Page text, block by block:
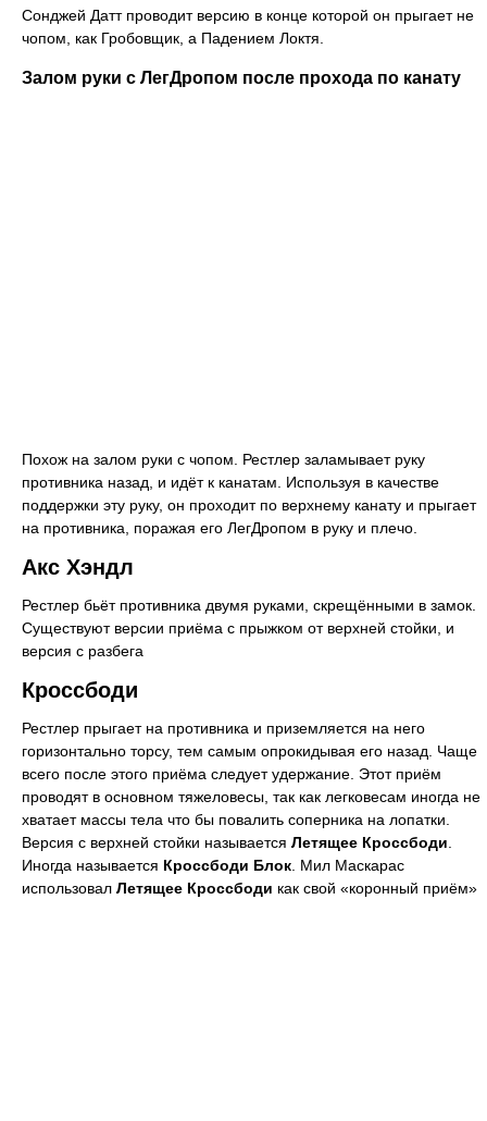
Сонджей Датт проводит версию в конце которой он прыгает не
чопом, как Гробовщик, а Падением Локтя.
Залом руки с ЛегДропом после прохода по канату
Похож на залом руки с чопом. Рестлер заламывает руку
противника назад, и идёт к канатам. Используя в качестве
поддержки эту руку, он проходит по верхнему канату и прыгает
на противника, поражая его ЛегДропом в руку и плечо.
Акс Хэндл
Рестлер бьёт противника двумя руками, скрещёнными в замок.
Существуют версии приёма с прыжком от верхней стойки, и
версия с разбега
Кроссбоди
Рестлер прыгает на противника и приземляется на него
горизонтально торсу, тем самым опрокидывая его назад. Чаще
всего после этого приёма следует удержание. Этот приём
проводят в основном тяжеловесы, так как легковесам иногда не
хватает массы тела что бы повалить соперника на лопатки.
Версия с верхней стойки называется Летящее Кроссбоди
Иногда называется Кроссбоди Блок . Мил Маскарас
использовал Летящее Кроссбоди как свой «коронный приём»